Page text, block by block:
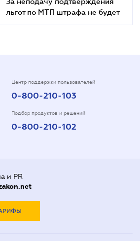
льгот по МТП штрафа не будет
Центр поддержки пользователей
0-800-210-103
Подбор продуктов и решений
0-800-210-102
и PR